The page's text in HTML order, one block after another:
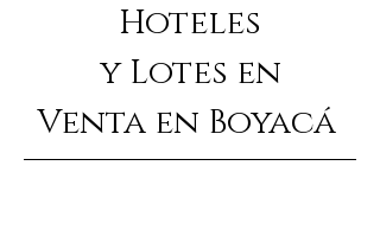
Hoteles
y Lotes en
Venta en Boyacá